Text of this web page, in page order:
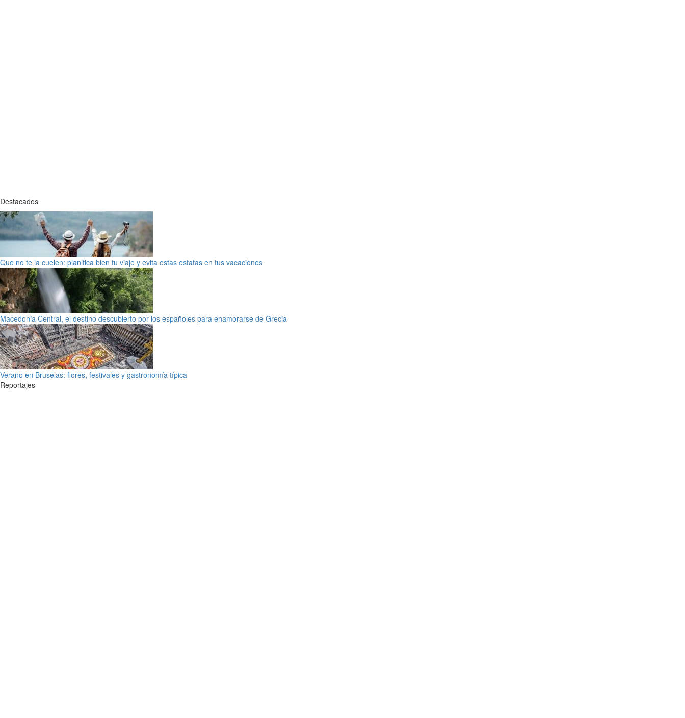
Destacados
Que no te la cuelen: planifica bien tu viaje y evita estas estafas en tus vacaciones
Macedonia Central, el destino descubierto por los españoles para enamorarse de Grecia
Verano en Bruselas: flores, festivales y gastronomía típica
Reportajes